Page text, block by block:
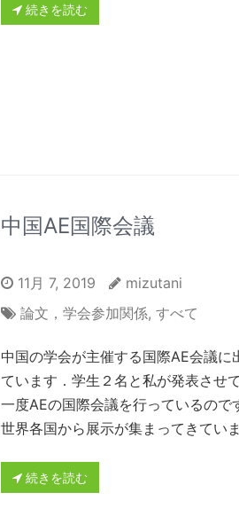
続きを読む
中国AE国際会議
11月 7, 2019
mizutani
論文，学会参加関係, すべて
中国の学会が主催する国際AE会議
ています．学生２名と私が発表させ
一度AEの国際会議を行っているの
世界各国から展示が集まってきてい
続きを読む